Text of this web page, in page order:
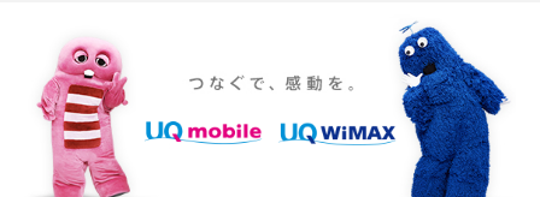
2016年10月(8)
2016年9月(8)
2016年8月(12)
2016年7月(7)
ポケット型Wi-Fiをレンタルするメリットとは？選び方や向いている方の特
徴も紹介
持ち運びできるポケット型Wi-Fiのおススメの選び方は？メリット・デメリ
ットも紹介